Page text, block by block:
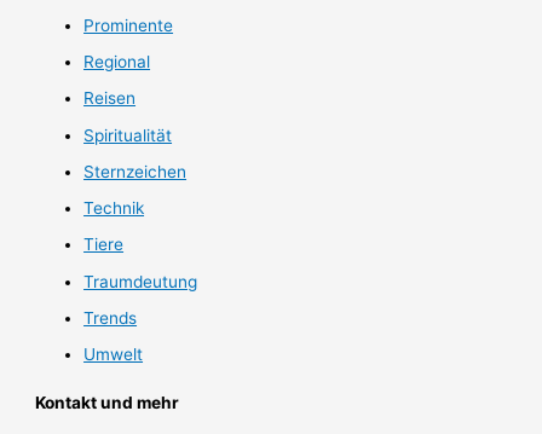
Prominente
Regional
Reisen
Spiritualität
Sternzeichen
Technik
Tiere
Traumdeutung
Trends
Umwelt
Kontakt und mehr